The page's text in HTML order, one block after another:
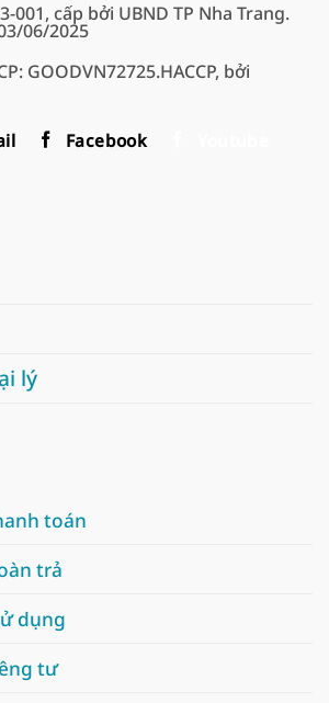
001, cấp bởi UBND TP Nha Trang.
06/2025
GOODVN72725.HACCP, bởi
Facebook
lý
toán
trả
dụng
tư